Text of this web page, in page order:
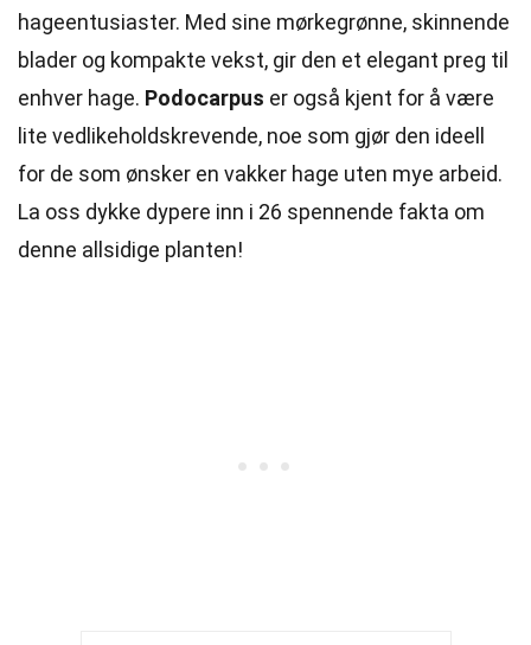
hageentusiaster. Med sine mørkegrønne, skinnende
blader og kompakte vekst, gir den et elegant preg til
enhver hage. Podocarpus er også kjent for å være
lite vedlikeholdskrevende, noe som gjør den ideell
for de som ønsker en vakker hage uten mye arbeid.
La oss dykke dypere inn i 26 spennende fakta om
denne allsidige planten!